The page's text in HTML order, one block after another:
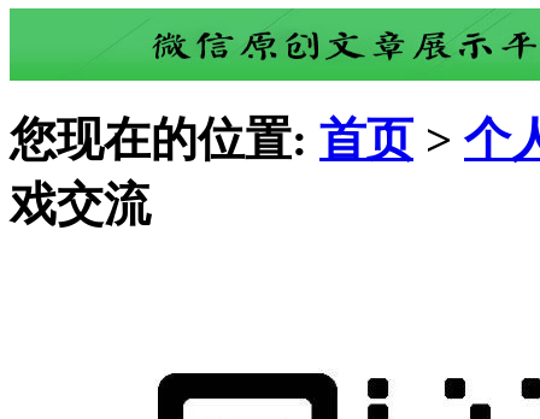
您现在的位置: 首页 > 个
戏交流